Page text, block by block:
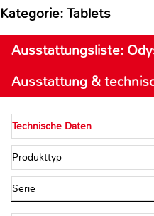
Kategorie: Tablets
Ausstattungsliste:
Ausstattung &
Technische Daten
Produkttyp
Serie